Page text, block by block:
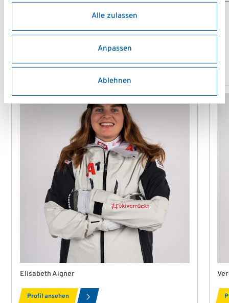
Alle zulassen
Anpassen
Ablehnen
28.02.2026
NÖ LANGLAUF
EISENSTRASSEN
LANGLAUFCUP
Ötscherwiese
Elisabeth Aigner
Profil ansehen